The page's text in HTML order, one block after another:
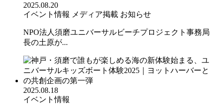
2025.08.20
イベント情報 メディア掲載 お知らせ
NPO法人須磨ユニバーサルビーチプロジェクト事務局
長の土原が...
2025.08.18
イベント情報